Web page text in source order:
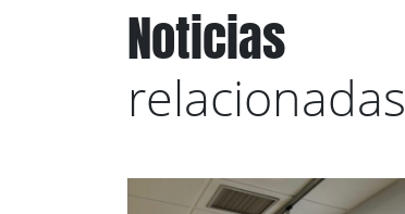
Noticias
relacionadas